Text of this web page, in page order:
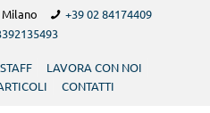
+39 02 84174409
LAVORA CON NOI
CONTATTI